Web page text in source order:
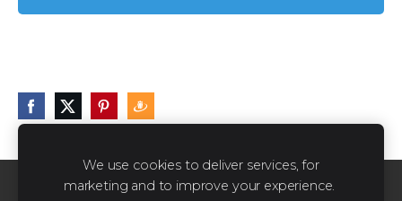
Sīkdatnes
We use cookies to deliver services, for
marketing and to improve your experience.